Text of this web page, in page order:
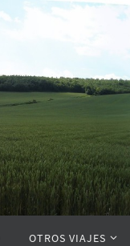
OTROS VIAJES